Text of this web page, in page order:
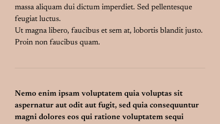
massa aliquam dui dictum imperdiet. Sed pellentesque
feugiat luctus.
Ut magna libero, faucibus et sem at, lobortis blandit justo.
Proin non faucibus quam.
Nemo enim ipsam voluptatem quia voluptas sit
aspernatur aut odit aut fugit, sed quia consequuntur
magni dolores eos qui ratione voluptatem sequi